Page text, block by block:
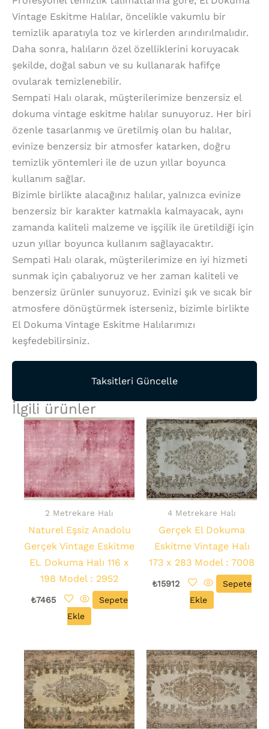
Vintage Eskitme Halılar, öncelikle vakumlu bir
temizlik aparatıyla toz ve kirlerden arındırılmalıdır.
Daha sonra, halıların özel özelliklerini koruyacak
şekilde, doğal sabun ve su kullanarak hafifçe
ovularak temizlenebilir.
Sempati Halı olarak, müşterilerimize benzersiz el
dokuma vintage eskitme halılar sunuyoruz. Her biri
özenle tasarlanmış ve üretilmiş olan bu halılar,
evinize benzersiz bir atmosfer katarken, doğru
temizlik yöntemleri ile de uzun yıllar boyunca
kullanım sağlar.
Bizimle birlikte alacağınız halılar, yalnızca evinize
benzersiz bir karakter katmakla kalmayacak, aynı
zamanda kaliteli malzeme ve işçilik ile üretildiği için
uzun yıllar boyunca kullanım sağlayacaktır.
Sempati Halı olarak, müşterilerimize en iyi hizmeti
sunmak için çabalıyoruz ve her zaman kaliteli ve
benzersiz ürünler sunuyoruz. Evinizi şık ve sıcak bir
atmosfere dönüştürmek isterseniz, bizimle birlikte
El Dokuma Vintage Eskitme Halılarımızı
keşfedebilirsiniz.
Taksitleri Güncelle
İlgili ürünler
2 Metrekare Halı
Naturel Eşsiz Anadolu
Gerçek Vintage Eskitme
EL Dokuma Halı 116 x
198 Model : 2952
₺7465
Sepete
Ekle
4 Metrekare Halı
Gerçek El Dokuma
Eskitme Vintage Halı
173 x 283 Model : 7008
₺15912
Sepete
Ekle